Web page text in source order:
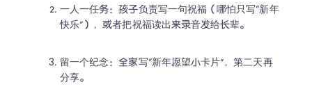
一人一任务：孩子负责写一句祝福（哪怕只写“新年
快乐”），或者把祝福读出来录音发给长辈。
留一个纪念：全家写“新年愿望小卡片”，第二天再
分享。